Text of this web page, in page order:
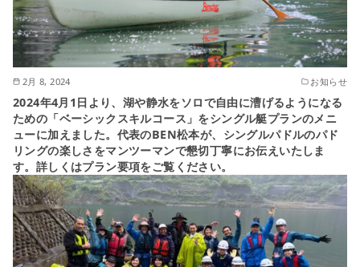
2月 8, 2024 お知らせ
2024年4月1日より、湖や静水をソロで自由に漕げるようになる
ための「ベーシックスキルコース」をシングル艇プランのメニ
ューに加えました。代表のBEN松本が、シングルパドルのパド
リングの楽しさをマンツーマンで懇切丁寧にお伝えいたしま
す。詳しくはプラン要項をご覧ください。